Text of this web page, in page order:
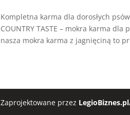
Kompletna karma dla dorosłych
COUNTRY TASTE – mokra karma
nasza mokra karma z jagnięciną to
Zaprojektowane przez LegioBiznes.pl